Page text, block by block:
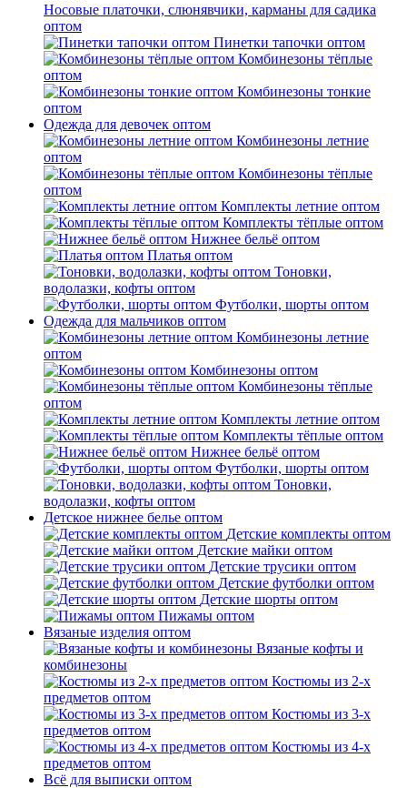
Носовые платочки, слюнявчики, карманы для садика
оптом
Пинетки тапочки оптом
Комбинезоны тёплые
оптом
Комбинезоны тонкие
оптом
Одежда для девочек оптом
Комбинезоны летние
оптом
Комбинезоны тёплые
оптом
Комплекты летние оптом
Комплекты тёплые оптом
Нижнее бельё оптом
Платья оптом
Тоновки,
водолазки, кофты оптом
Футболки, шорты оптом
Одежда для мальчиков оптом
Комбинезоны летние
оптом
Комбинезоны оптом
Комбинезоны тёплые
оптом
Комплекты летние оптом
Комплекты тёплые оптом
Нижнее бельё оптом
Футболки, шорты оптом
Тоновки,
водолазки, кофты оптом
Детское нижнее белье оптом
Детские комплекты оптом
Детские майки оптом
Детские трусики оптом
Детские футболки оптом
Детские шорты оптом
Пижамы оптом
Вязаные изделия оптом
Вязаные кофты и
комбинезоны
Костюмы из 2-х
предметов оптом
Костюмы из 3-х
предметов оптом
Костюмы из 4-х
предметов оптом
Всё для выписки оптом